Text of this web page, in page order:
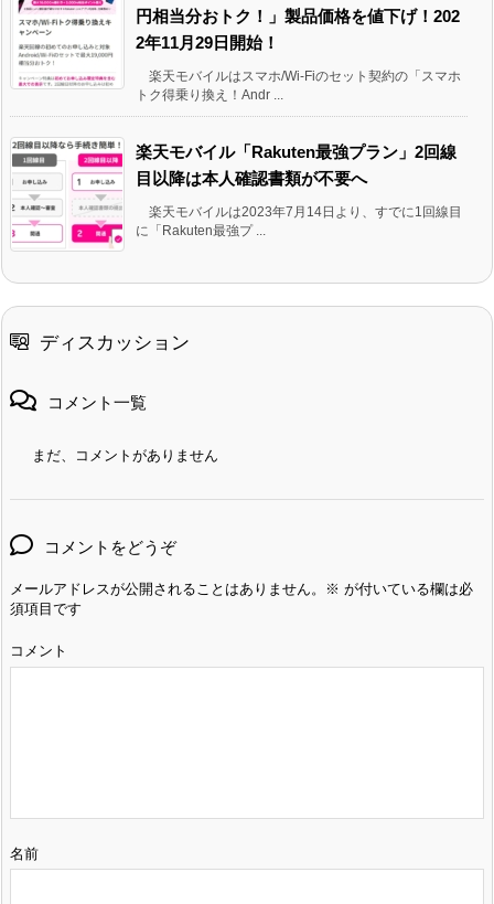
円相当分おトク！」製品価格を値下げ！202
2年11月29日開始！
楽天モバイルはスマホ/Wi-Fiのセット契約の「スマホ
トク得乗り換え！Andr ...
楽天モバイル「Rakuten最強プラン」2回線
目以降は本人確認書類が不要へ
楽天モバイルは2023年7月14日より、すでに1回線目
に「Rakuten最強プ ...
ディスカッション
コメント一覧
まだ、コメントがありません
コメントをどうぞ
メールアドレスが公開されることはありません。 ※ が付いている欄は必
須項目です
コメント
名前